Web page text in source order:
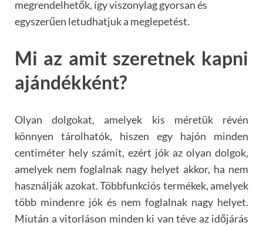
megrendelhetők, így viszonylag gyorsan és
egyszerűen letudhatjuk a meglepetést.
Mi az amit szeretnek kapni
ajándékként?
Olyan dolgokat, amelyek kis méretük révén
könnyen tárolhatók, hiszen egy hajón minden
centiméter hely számít, ezért jók az olyan dolgok,
amelyek nem foglalnak nagy helyet akkor, ha nem
használják azokat. Többfunkciós termékek, amelyek
több mindenre jók és nem foglalnak nagy helyet.
Miután a vitorláson minden ki van téve az időjárás